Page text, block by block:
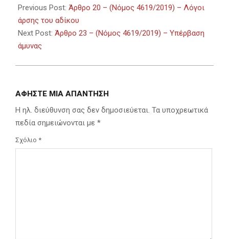
02-
03
Previous Post: Άρθρο 20 – (Νόμος 4619/2019) – Λόγοι
άρσης του αδίκου
Next Post: Άρθρο 23 – (Νόμος 4619/2019) – Υπέρβαση
άμυνας
ΑΦΉΣΤΕ ΜΙΑ ΑΠΆΝΤΗΣΗ
Η ηλ. διεύθυνση σας δεν δημοσιεύεται. Τα υποχρεωτικά
πεδία σημειώνονται με *
Σχόλιο *